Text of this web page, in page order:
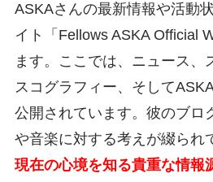
ASKAさんの最新情報や活動
イト「Fellows ASKA Official
ます。ここでは、ニュース、
スコグラフィー、そして
公開されています。彼のブロ
や音楽に対する考えが綴られ
現在の心境を知る貴重な情報